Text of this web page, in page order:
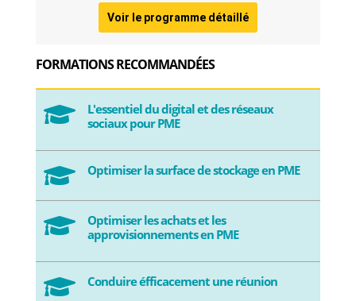
Voir le programme détaillé
FORMATIONS RECOMMANDÉES

L'essentiel du digital et des réseaux
sociaux pour PME
 Optimiser la surface de stockage en PME

Optimiser les achats et les
approvisionnements en PME
 Conduire éfficacement une réunion